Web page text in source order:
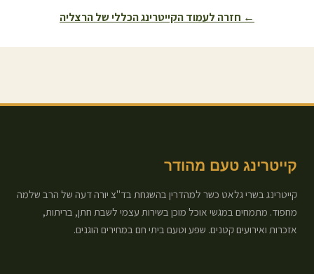
← חזרה לעמוד הקייטרינג הכללי שלהרצליה
קייטרינג טעם מהודר
קייטרינג בשרי גלאט כשר למהדרין בהשגחת בד"צ יורה דעה של הרב שלמה
מחפוד. מתמחים במגשי אוכל מוכן בשירות עצמי לשבת חתן, בריתות,
אזכרות ואירועים קטנים. שפע וטעם ביתי חם במחירים הוגנים.